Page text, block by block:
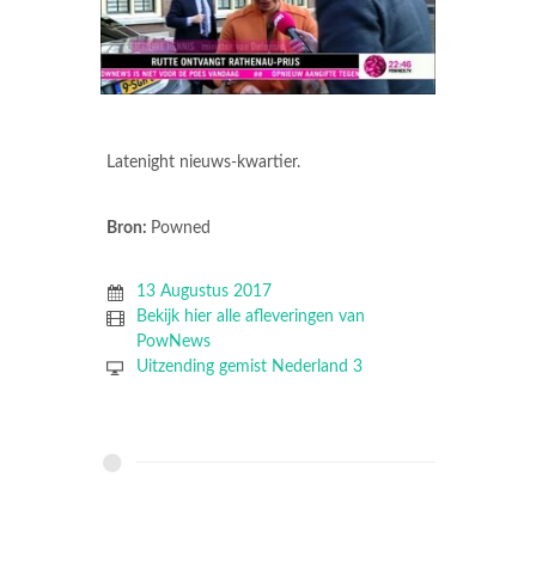
Latenight nieuws-kwartier.
Bron: Powned
13 Augustus 2017
Bekijk hier alle afleveringen van
PowNews
Uitzending gemist Nederland 3